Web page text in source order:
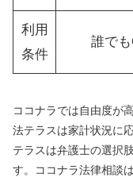
利用
条件
誰で
ココナラでは自由度が高
法テラスは家計状況に
テラスは弁護士の選択
す。ココナラ法律相談